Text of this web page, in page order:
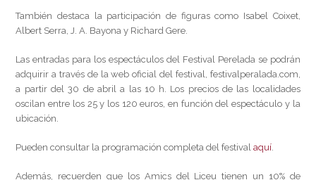
También destaca la participación de figuras como Isabel Coixet,
Albert Serra,J. A. Bayona y Richard Gere.
Las entradas para los espectáculos del Festival Perelada se podrán
adquirir a través de la web oficial del festival, festivalperalada.com,
a partir del 30 de abril a las 10 h. Los precios de las localidades
oscilan entre los 25 y los 120 euros, en función del espectáculo y la
ubicación.
Pueden consultar la programación completa del festivalaquí.
Además, recuerden que los Amics del Liceu tienen un 10% de